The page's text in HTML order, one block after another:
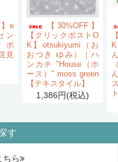
】e
ン
ボ
見
【30%OFF】
【クリックポストO
K】otsukiyumi（お
おつき ゆみ）｜ハ
ンカチ "House（ホ
ース）" moss green
【テキスタイル】
1,386円(税込)
す
ちら